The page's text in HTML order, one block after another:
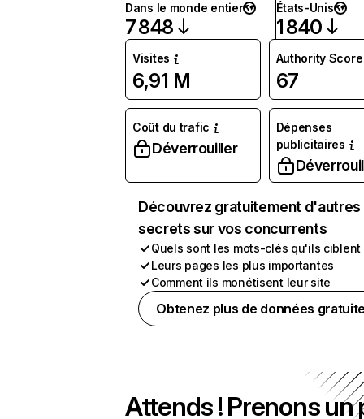
Dans le monde entier
7 848
États-Unis
1 840
Visites
6,91 M
Authority Score
67
Coût du trafic
Déverrouiller
Dépenses
publicitaires
Découvrez gratuitement d'autres
secrets sur vos concurrents
Quels sont les mots-clés qu'ils ciblent
Leurs pages les plus importantes
Comment ils monétisent leur site
Obtenez plus de données
Attends ! Prenons un